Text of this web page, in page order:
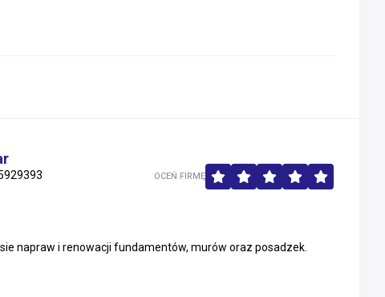
napraw i renowacji fundamentów, murów oraz posadzek.
OCEŃ FIRMĘ